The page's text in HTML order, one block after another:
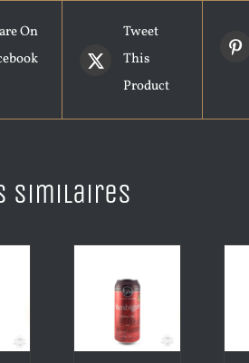
On
Tweet
This
Product
similaires